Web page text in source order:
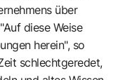
über
diese Weise
herein", so
schlechtgeredet,